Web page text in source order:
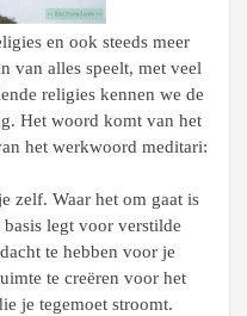
en ook steeds meer
van alles speelt, met veel
religies kennen we de
Het woord komt van het
het werkwoord meditari:
zelf. Waar het om gaat is
legt voor verstilde
te hebben voor je
te creëren voor het
je tegemoet stroomt.